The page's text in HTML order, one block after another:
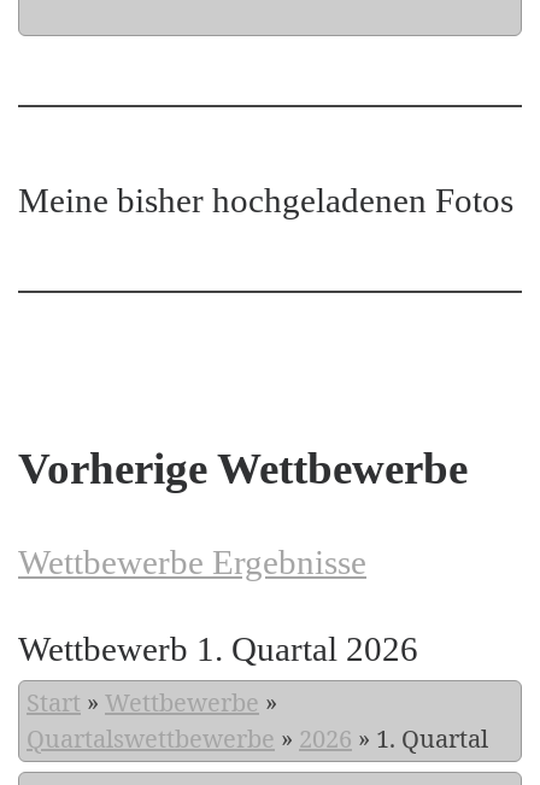
Meine bisher hochgeladenen Fotos
Vorherige Wettbewerbe
Wettbewerbe Ergebnisse
Wettbewerb 1. Quartal 2026
Start » Wettbewerbe »
Quartalswettbewerbe » 2026 » 1. Quartal